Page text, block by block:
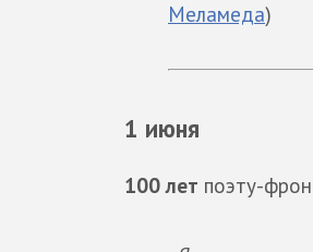
Меламеда)
1 июня
100 лет поэту-